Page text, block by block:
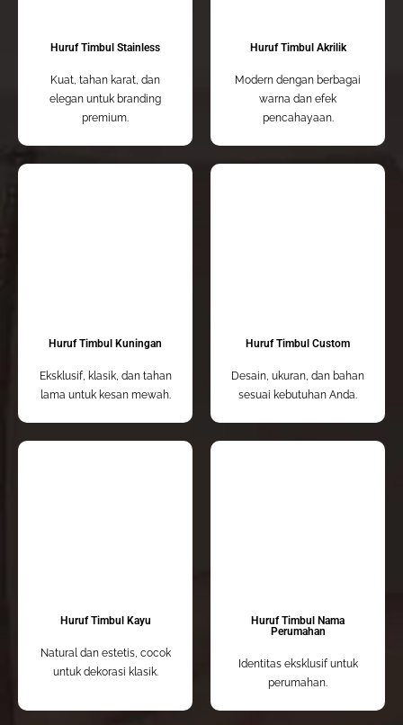
Huruf Timbul Stainless
Kuat, tahan karat, dan
elegan untuk branding
premium.
Huruf Timbul Akrilik
Modern dengan berbagai
warna dan efek
pencahayaan.
Huruf Timbul Kuningan
Eksklusif, klasik, dan tahan
lama untuk kesan mewah.
Huruf Timbul Custom
Desain, ukuran, dan bahan
sesuai kebutuhan Anda.
Huruf Timbul Kayu
Natural dan estetis, cocok
untuk dekorasi klasik.
Huruf Timbul Nama
Perumahan
Identitas eksklusif untuk
perumahan.